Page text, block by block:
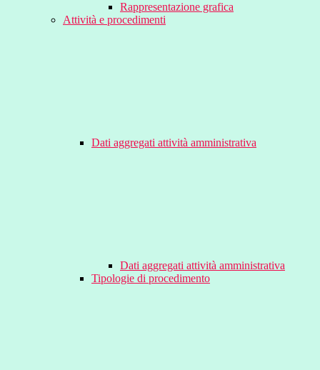
Rappresentazione grafica
Attività e procedimenti
Dati aggregati attività amministrativa
Dati aggregati attività amministrativa
Tipologie di procedimento